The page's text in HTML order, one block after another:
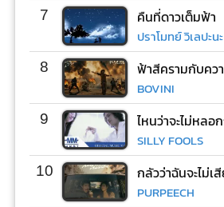
7 คืนที่ดาวเต็มฟ้า
ปราโมทย์ วิเลปะนะ
8 ฟ้าสีครามกับคว
BOVINI
9
SILLY FOOLS
10 กลัวว่าฉันจะไม่เ
PURPEECH